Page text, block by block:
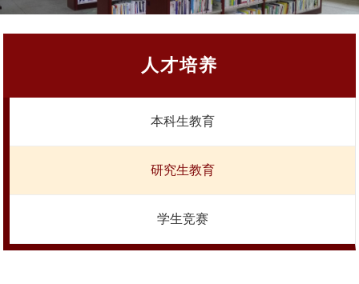
人才培养
本科生教育
研究生教育
学生竞赛